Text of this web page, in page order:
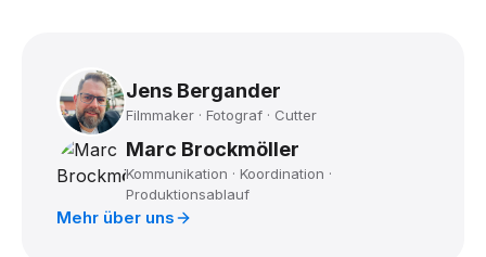
Jens Bergander
Filmmaker · Fotograf · Cutter
Marc Brockmöller
Kommunikation · Koordination ·
Produktionsablauf
Mehr über uns